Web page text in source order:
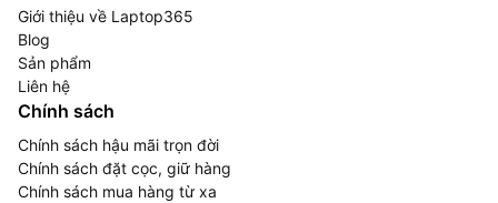
Giới thiệu về Laptop365
Blog
Sản phẩm
Liên hệ
Chính sách
Chính sách hậu mãi trọn đời
Chính sách đặt cọc, giữ hàng
Chính sách mua hàng từ xa